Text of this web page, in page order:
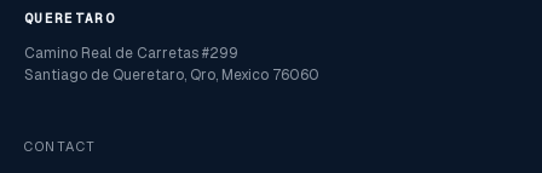
QUERETARO
Camino Real de Carretas #299
Santiago de Queretaro, Qro, Mexico 76060
CONTACT